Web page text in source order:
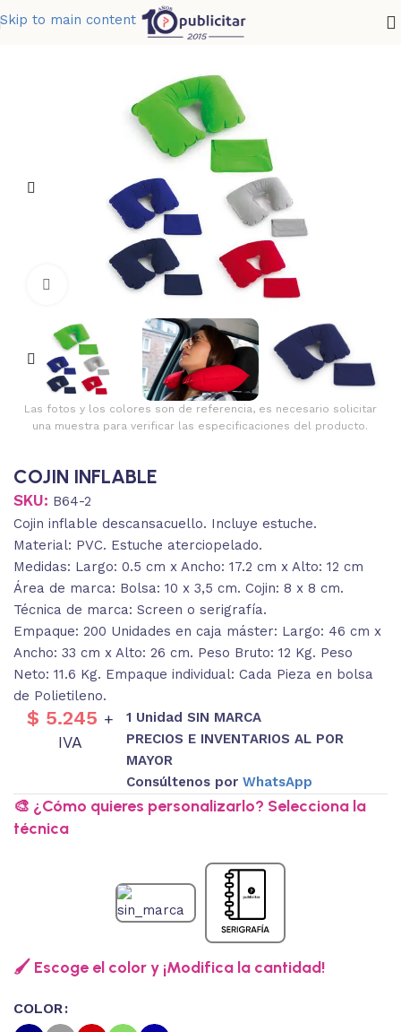
Skip to main content
COJIN INFLABLE
Clic para ampliar
Las fotos y los colores son de referencia, es necesario solicitar
una muestra para verificar las especificaciones del producto.
COJIN INFLABLE
SKU: B64-2
Cojin inflable descansacuello. Incluye estuche.
Material: PVC. Estuche aterciopelado.
Medidas: Largo: 0.5 cm x Ancho: 17.2 cm x Alto: 12 cm
Área de marca: Bolsa: 10 x 3,5 cm. Cojin: 8 x 8 cm.
Técnica de marca: Screen o serigrafía.
Empaque: 200 Unidades en caja máster: Largo: 46 cm x
Ancho: 33 cm x Alto: 26 cm. Peso Bruto: 12 Kg. Peso
Neto: 11.6 Kg. Empaque individual: Cada Pieza en bolsa
de Polietileno.
$ 5.245 +
IVA
1 Unidad SIN MARCA
PRECIOS E INVENTARIOS AL POR
MAYOR
Consúltenos porWhatsApp
🎨 ¿Cómo quieres personalizarlo? Selecciona la
técnica
🖌️ Escoge el color y ¡Modifica la cantidad!
COLOR